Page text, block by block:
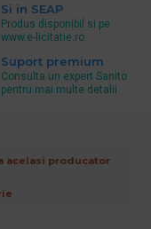
Si in SEAP
Produs disponibil si pe
www.e-licitatie.ro
Suport premium
Consulta un expert Sanito
pentru mai multe detalii
acelasi producator